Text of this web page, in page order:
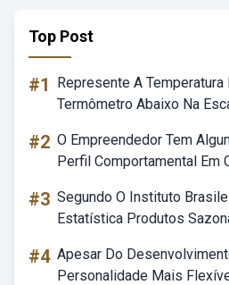
Top Post
#1
Represente A
Termômetro Abaixo Na
#2 O Empreendedor Tem
Perfil Comportamental Em
#3 Segundo O Instituto
Estatística Produtos
#4 Apesar Do
Personalidade Mais